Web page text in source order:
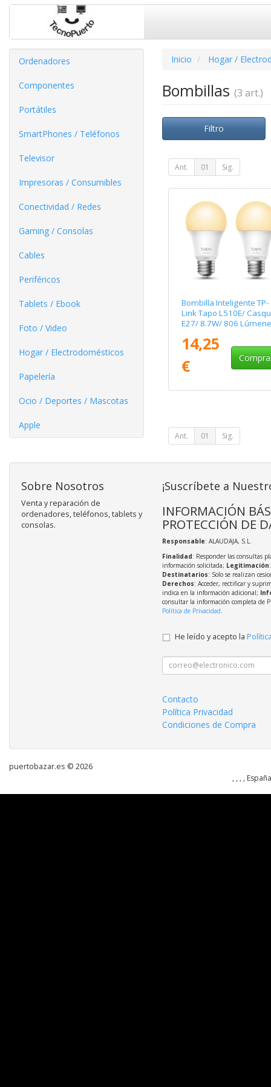
Ordenadores
Componentes
Portátiles
SmartPhones / Teléfonos
Televisor
Impresoras / Consumibles
Conectividad / Redes
Gaming / Consolas
Cables
Periféricos
Tablets / Ebook
Foto / Video
Hogar / Electrodomésticos
Papelería
Ocio / Deportes / Mascotas
Apple
Inicio Hogar /
Bombillas (3 art.)
Filtro
Ant. 01 Sig.
Bombilla Inteligente TP-
Link Tapo L510E/
E27/ 8.7W/ 806
14,25
€
Ant. 01 Sig.
Sobre Nosotros
Venta y reparación de
ordenadores, teléfonos, tablets y
consolas.
¡Suscríbete a
INFORMACIÓN
PROTECCIÓN DE
Responsable: ALAUDAJA, S.L.
Finalidad: Responder las consultas
información solicitada; Legitimación
Destinatarios: Solo se realizan
Derechos: Acceder, rectificar y
indica en la información adicional;
consultar la información completa de
Política de Privacidad.
He leído y acepto la
Contacto
Política Privacidad
Condiciones de Compra
puertobazar.es © 2026
, , , ,